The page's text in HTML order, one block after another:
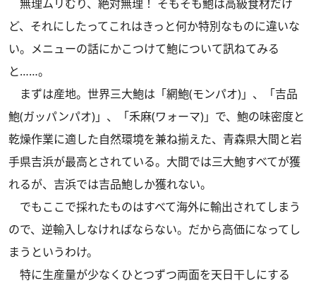
無理ムリむり、絶対無理！ そもそも鮑は高級食材だけ
ど、それにしたってこれはきっと何か特別なものに違いな
い。メニューの話にかこつけて鮑について訊ねてみる
と……。
まずは産地。世界三大鮑は「網鮑(モンパオ)」、「吉品
鮑(ガッパンパオ)」、「禾麻(ワォーマ)」で、鮑の味密度と
乾燥作業に適した自然環境を兼ね揃えた、青森県大間と岩
手県吉浜が最高とされている。大間では三大鮑すべてが獲
れるが、吉浜では吉品鮑しか獲れない。
でもここで採れたものはすべて海外に輸出されてしまう
ので、逆輸入しなければならない。だから高価になってし
まうというわけ。
特に生産量が少なくひとつずつ両面を天日干しにする